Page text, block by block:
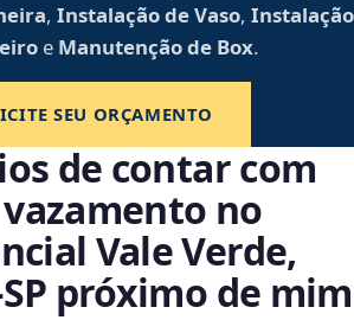
, Instalação de Vaso, Instalação
e Manutenção de Box.
SEU ORÇAMENTO
de contar com
no
Vale Verde,
próximo de mim